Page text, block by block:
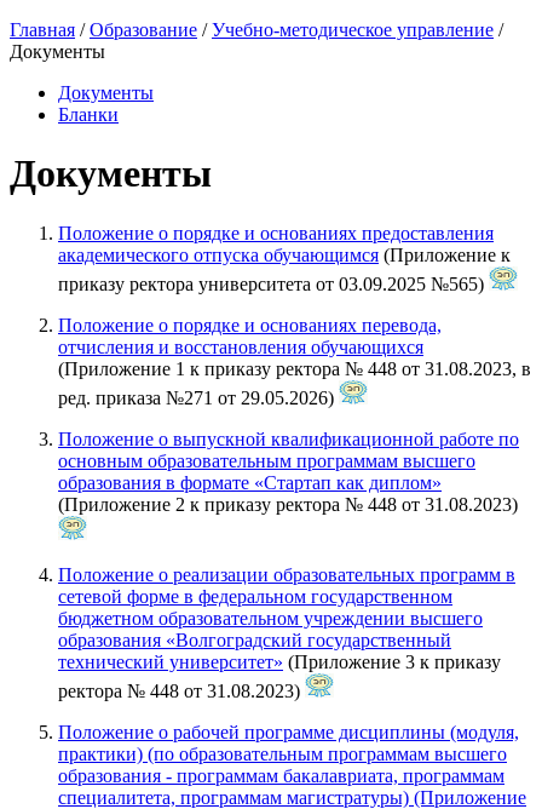
Главная /Образование /Учебно-методическое управление /
Документы
Документы
Бланки
Документы
Положение о порядке и основаниях предоставления
академического отпуска обучающимся (Приложение к
приказу ректора университета от 03.09.2025 №565)
Положение о порядке и основаниях перевода,
отчисления и восстановления обучающихся
(Приложение 1 к приказу ректора № 448 от 31.08.2023, в
ред. приказа №271 от 29.05.2026)
Положение о выпускной квалификационной работе по
основным образовательным программам высшего
образования в формате «Стартап как диплом»
(Приложение 2 к приказу ректора № 448 от 31.08.2023)
Положение о реализации образовательных программ в
сетевой форме в федеральном государственном
бюджетном образовательном учреждении высшего
образования «Волгоградский государственный
технический университет» (Приложение 3 к приказу
ректора № 448 от 31.08.2023)
Положение о рабочей программе дисциплины (модуля,
практики) (по образовательным программам высшего
образования - программам бакалавриата, программам
специалитета, программам магистратуры) (Приложение